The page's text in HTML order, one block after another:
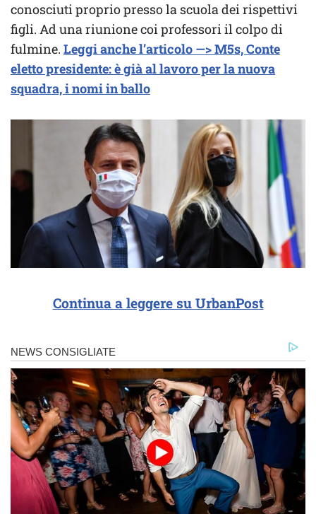
conosciuti proprio presso la scuola dei rispettivi
figli. Ad una riunione coi professori il colpo di
fulmine. Leggi anche l’articolo —> M5s, Conte
eletto presidente: è già al lavoro per la nuova
squadra, i nomi in ballo
Continua a leggere su UrbanPost